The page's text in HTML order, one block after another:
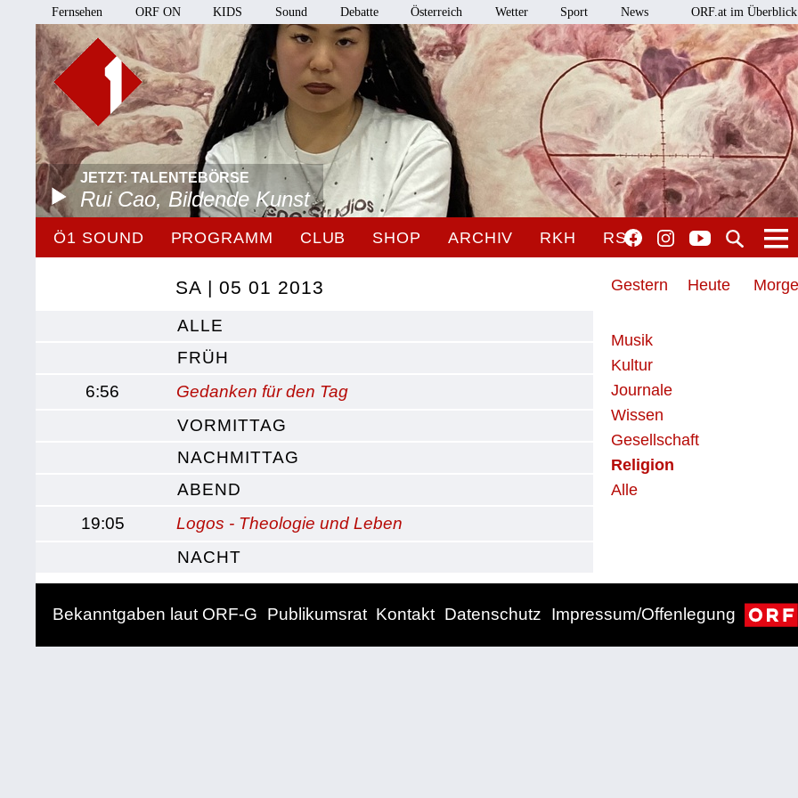
Fernsehen ORF ON KIDS Sound Debatte Österreich Wetter Sport News ORF.at im Überblick
JETZT: TALENTEBÖRSE
Rui Cao, Bildende Kunst
Ö1 SOUND PROGRAMM CLUB SHOP ARCHIV RKH RSO
Gestern Heute
Musik
Kultur
Journale
Wissen
Gesellschaft
Religion
Alle
SA | 05 01 2013
ALLE
FRÜH
6:56
Gedanken für den Tag
VORMITTAG
NACHMITTAG
ABEND
19:05
Logos - Theologie und Leben
NACHT
Bekanntgaben laut ORF-G Publikumsrat Kontakt Datenschutz Impressum/Offenlegung